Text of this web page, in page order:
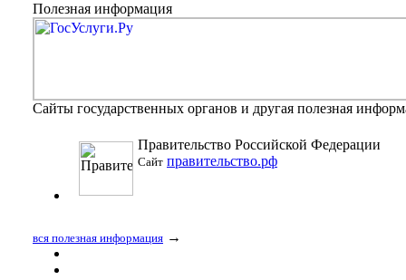
Полезная информация
Сайты государственных органов и другая полезная
Правительство Российской Федерации
Сайт правительство.рф
вся полезная информация →